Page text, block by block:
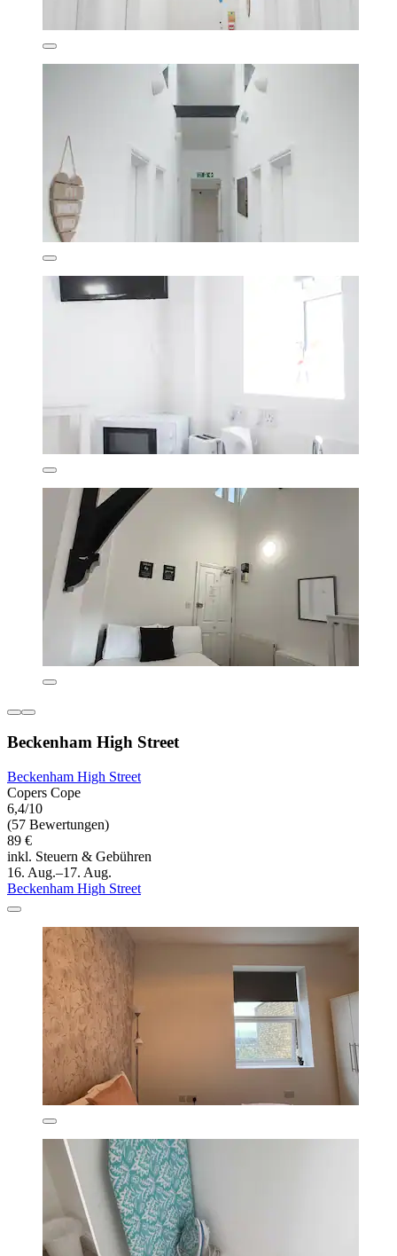
Beckenham High Street
Beckenham High Street
Copers Cope
6,4/10
(57 Bewertungen)
89 €
inkl. Steuern & Gebühren
16. Aug.–17. Aug.
Beckenham High Street